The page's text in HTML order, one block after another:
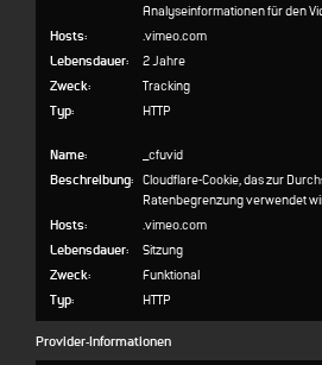
Analyseinformationen für den
Hosts:
.vimeo.com
Lebensdauer:
2 Jahre
Zweck:
Tracking
Typ:
HTTP
Name:
_cfuvid
Beschreibung: Cloudflare-Cookie, das zur
Ratenbegrenzung verwendet
Hosts:
.vimeo.com
Lebensdauer:
Sitzung
Zweck:
Funktional
Typ:
HTTP
Provider-Informationen